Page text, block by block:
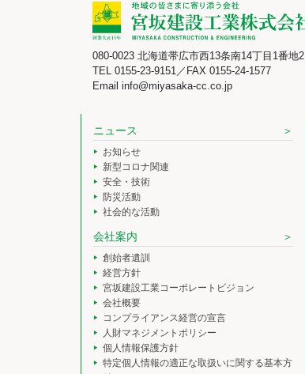
080-0023 北海道帯広市西13条南14丁目1番地2
TEL 0155-23-9151／FAX 0155-24-1577
Email info@miyasaka-cc.co.jp
ニュース
お知らせ
新型コロナ関連
安全・技術
防災活動
社会的な活動
会社案内
創始者遺訓
経営方針
宮坂建設工業コーポレートビジョン
会社概要
コンプライアンス経営の宣言
人財マネジメントポリシー
個人情報保護方針
特定個人情報の適正な取扱いに関する基本方